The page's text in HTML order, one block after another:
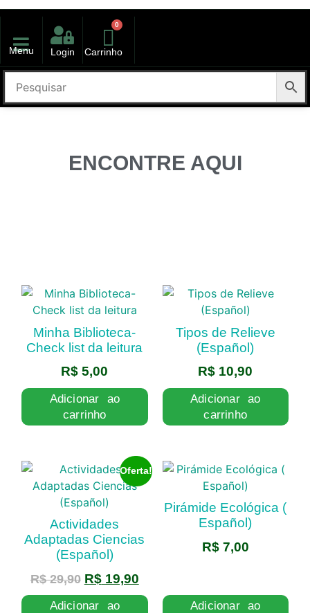
Menu Login
0
Carrinho
ENCONTRE AQUI
Minha Biblioteca-
Check list da leitura
R$ 5,00
Adicionar ao
carrinho
Tipos de Relieve
(Español)
R$ 10,90
Adicionar ao
carrinho
Oferta!
Actividades
Adaptadas Ciencias
(Español)
R$29,90 R$19,90
Adicionar ao
Pirámide Ecológica (
Español)
R$7,00
Adicionar ao